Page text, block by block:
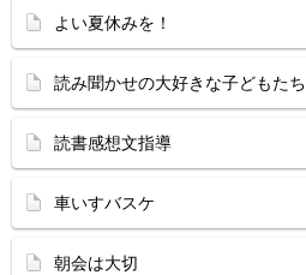
よい夏休みを！
読み聞かせの大好きな子どもたち
読書感想文指導
車いすバスケ
朝会は大切